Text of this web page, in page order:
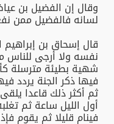
وقال إن الفضيل بن
لسانه فالفضيل ممن
قال إسحاق بن
نفسه ولا أرجى للناس
شهية بطيئة مترسلة
فيها ذكر الجنة يردد
ثم أكثر ذلك قاعدا
أول الليل ساعة ثم
فينام قليلا ثم يقوم